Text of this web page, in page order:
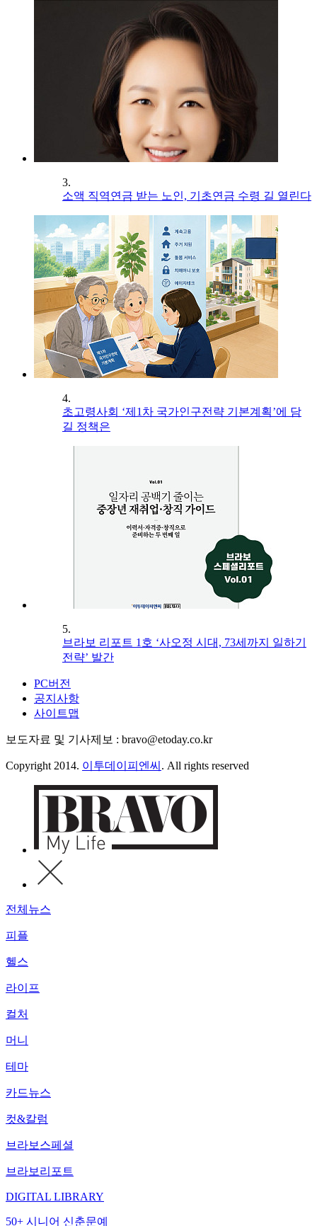
3.
소액 직역연금 받는 노인, 기초연금 수령 길 열린다
4.
초고령사회 ‘제1차 국가인구전략 기본계획’에 담
길 정책은
5.
브라보 리포트 1호 ‘사오정 시대, 73세까지 일하기
전략’ 발간
PC버전
공지사항
사이트맵
보도자료 및 기사제보 : bravo@etoday.co.kr
Copyright 2014. 이투데이피엔씨 . All rights reserved
전체뉴스
피플
헬스
라이프
컬처
머니
테마
카드뉴스
컷&칼럼
브라보스페셜
브라보리포트
DIGITAL LIBRARY
50+ 시니어 신춘문예